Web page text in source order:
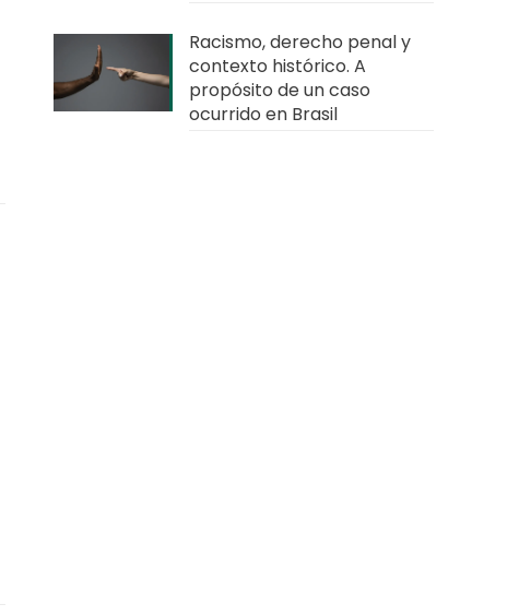
Racismo, derecho penal y
contexto histórico. A
propósito de un caso
ocurrido en Brasil